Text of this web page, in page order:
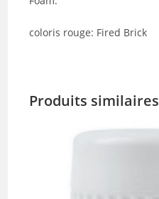
coloris rouge: Fired Brick
Produits similaires